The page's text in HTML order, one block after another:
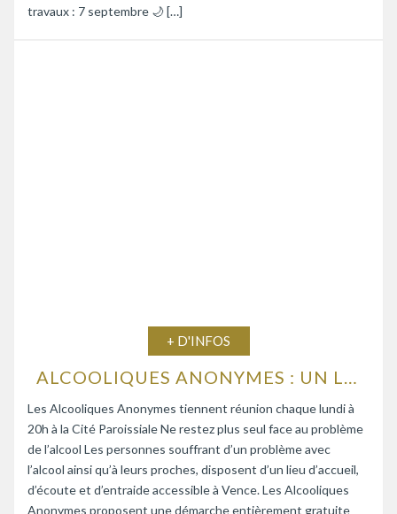
travaux : 7 septembre 🌙 […]
+ D'INFOS
ALCOOLIQUES ANONYMES : UN LIEU D’ÉCOUTE ET D’ENTRAIDE
Les Alcooliques Anonymes tiennent réunion chaque lundi à
20h à la Cité Paroissiale Ne restez plus seul face au problème
de l’alcool Les personnes souffrant d’un problème avec
l’alcool ainsi qu’à leurs proches, disposent d’un lieu d’accueil,
d’écoute et d’entraide accessible à Vence. Les Alcooliques
Anonymes proposent une démarche entièrement gratuite